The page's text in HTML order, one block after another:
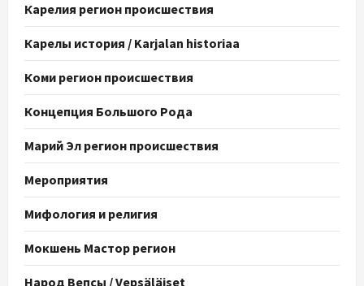
Карелия регион происшествия
Карелы история / Karjalan historiaa
Коми регион происшествия
Концепция Большого Рода
Марий Эл регион происшествия
Мероприятия
Мифология и религия
Мокшень Мастор регион
Народ Вепсы / Vepsäläiset